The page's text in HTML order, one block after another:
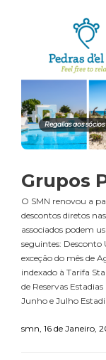
Regalias aos sócios
Grupos
O SMN renovou a
descontos diretos
associados podem
seguintes:
exceção do mês de
indexado à Tarifa
de Reservas
Junho e Julho
smn 16 de Janeiro,